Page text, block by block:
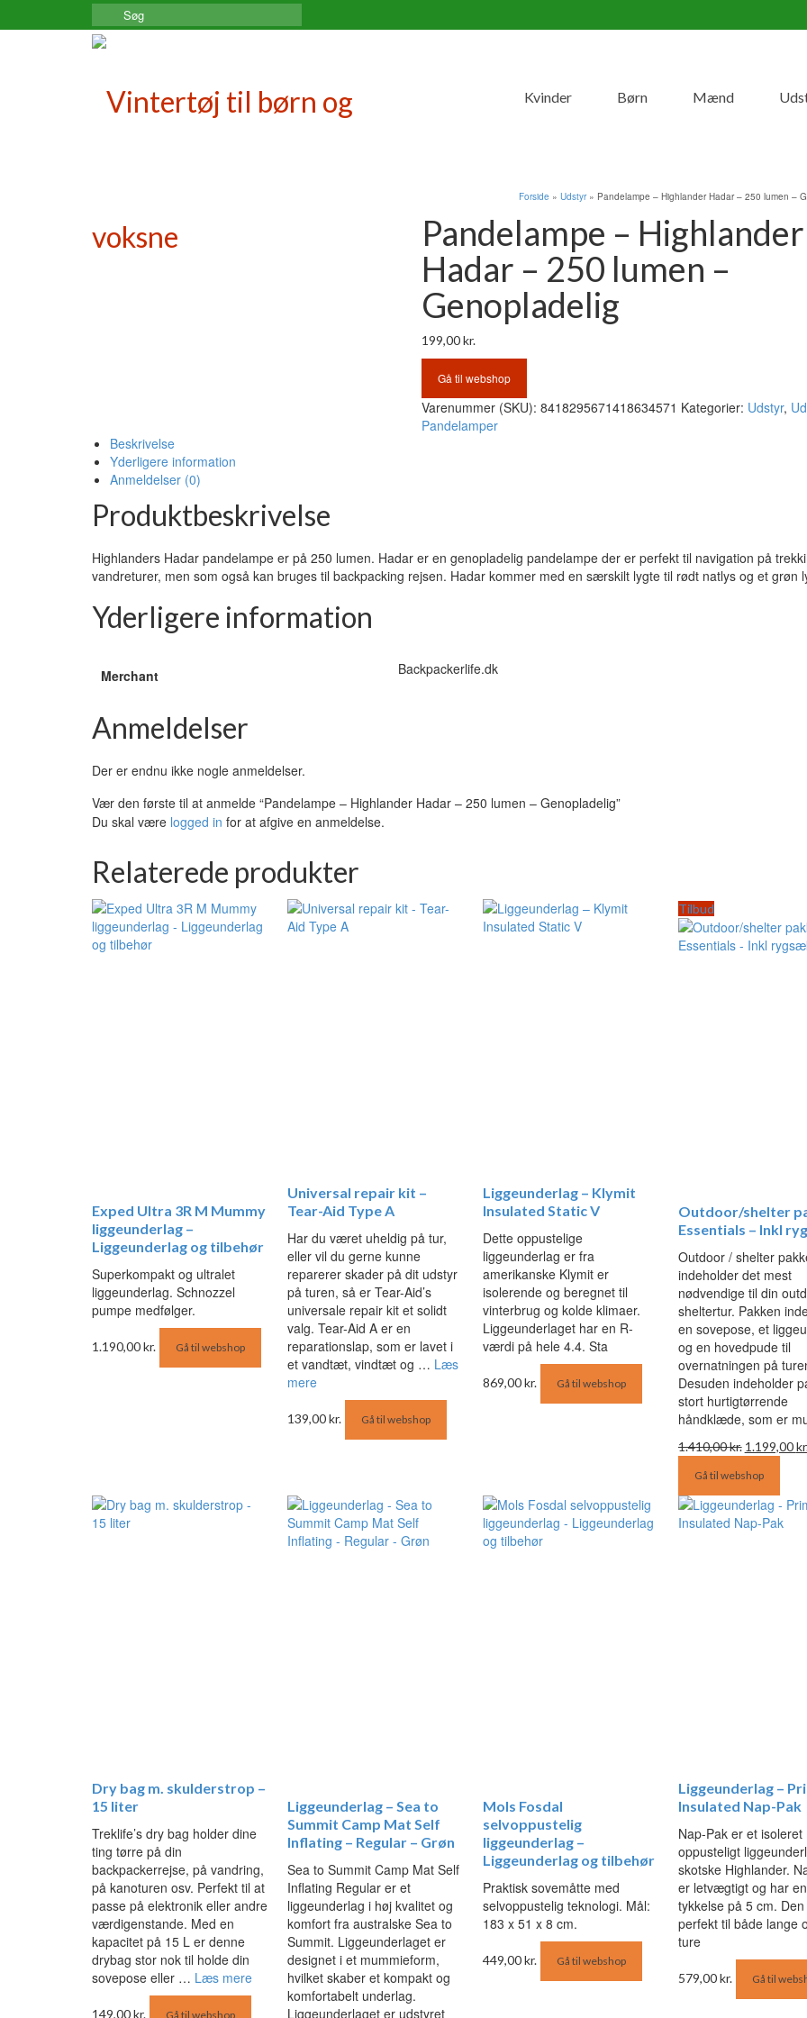
Search
for:
Kvinder Børn Mænd
Forside » Udstyr » Pandelampe – Highlander Hadar – 250 lumen –
Pandelampe – Highlander
Hadar – 250 lumen –
Genopladelig
199,00kr.
Gå til webshop
Varenummer (SKU): 8418295671418634571 Kategorier: Udstyr,
Pandelamper
Beskrivelse
Yderligere information
Anmeldelser (0)
Produktbeskrivelse
Highlanders Hadar pandelampe er på 250 lumen. Hadar er en genopladelig pandelampe der er perfekt til navigation på
vandreturer, men som også kan bruges til backpacking rejsen. Hadar kommer med en særskilt lygte til rødt natlys og et grøn
Yderligere information
Merchant Backpackerlife.dk
Anmeldelser
Der er endnu ikke nogle anmeldelser.
Vær den første til at anmelde “Pandelampe – Highlander Hadar – 250 lumen – Genopladelig”
Du skal være logged in for at afgive en anmeldelse.
Relaterede produkter
Exped Ultra 3R M Mummy
liggeunderlag –
Liggeunderlag og tilbehør
Superkompakt og ultralet
liggeunderlag. Schnozzel
pumpe medfølger.
1.190,00kr. Gå til webshop
Universal repair kit –
Tear-Aid Type A
Har du været uheldig på tur,
eller vil du gerne kunne
reparerer skader på dit udstyr
på turen, så er Tear-Aid’s
universale repair kit et solidt
valg. Tear-Aid A er en
reparationslap, som er lavet i
et vandtæt, vindtæt og … Læs
mere
139,00kr. Gå til webshop
Liggeunderlag – Klymit
Insulated Static V
Dette oppustelige
liggeunderlag er fra
amerikanske Klymit er
isolerende og beregnet til
vinterbrug og kolde klimaer.
Liggeunderlaget har en R-
værdi på hele 4.4. Sta
869,00kr. Gå til webshop
Tilbud
Outdoor/shelter
Essentials – Inkl
Outdoor / shelter
indeholder det mest
nødvendige til din
sheltertur. Pakken
en sovepose, et
og en hovedpude til
overnatningen på
Desuden indeholder
stort hurtigtørrende
håndklæde, som er
1.410,00kr. Den
pris
var:
1.410,00 kr..
1.199,00
Gå til webshop
Dry bag m. skulderstrop –
15 liter
Treklife’s dry bag holder dine
ting tørre på din
backpackerrejse, på vandring,
på kanoturen osv. Perfekt til at
passe på elektronik eller andre
værdigenstande. Med en
kapacitet på 15 L er denne
drybag stor nok til holde din
sovepose eller … Læs mere
149,00kr. Gå til webshop
Liggeunderlag – Sea to
Summit Camp Mat Self
Inflating – Regular – Grøn
Sea to Summit Camp Mat Self
Inflating Regular er et
liggeunderlag i høj kvalitet og
komfort fra australske Sea to
Summit. Liggeunderlaget er
designet i et mummieform,
hvilket skaber et kompakt og
komfortabelt underlag.
Liggeunderlaget er udstyret
Mols Fosdal
selvoppustelig
liggeunderlag –
Liggeunderlag og tilbehør
Praktisk sovemåtte med
selvoppustelig teknologi. Mål:
183 x 51 x 8 cm.
449,00kr. Gå til webshop
Liggeunderlag –
Insulated Nap-Pak
Nap-Pak er et isoleret
oppusteligt
skotske Highlander.
er letvægtigt og har en
tykkelse på 5 cm.
perfekt til både lange
ture
579,00kr. Gå til